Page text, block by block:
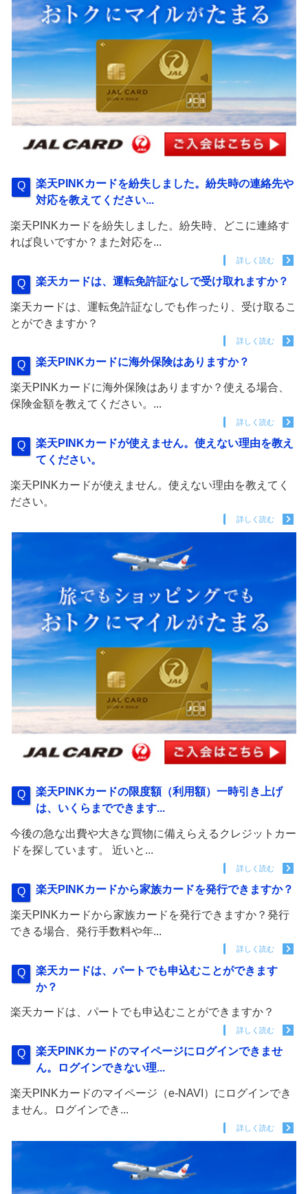
楽天PINKカードを紛失しました。紛失時の連絡先や
対応を教えてください...
楽天PINKカードを紛失しました。紛失時、どこに連絡す
れば良いですか？また対応を...
詳しく読む
楽天カードは、運転免許証なしで受け取れますか？
楽天カードは、運転免許証なしでも作ったり、受け取るこ
とができますか？
詳しく読む
楽天PINKカードに海外保険はありますか？
楽天PINKカードに海外保険はありますか？使える場合、
保険金額を教えてください。...
詳しく読む
楽天PINKカードが使えません。使えない理由を教え
てください。
楽天PINKカードが使えません。使えない理由を教えてく
ださい。
詳しく読む
楽天PINKカードの限度額（利用額）一時引き上げ
は、いくらまでできます...
今後の急な出費や大きな買物に備えらえるクレジットカー
ドを探しています。 近いと...
詳しく読む
楽天PINKカードから家族カードを発行できますか？
楽天PINKカードから家族カードを発行できますか？発行
できる場合、発行手数料や年...
詳しく読む
楽天カードは、パートでも申込むことができます
か？
楽天カードは、パートでも申込むことができますか？
詳しく読む
楽天PINKカードのマイページにログインできませ
ん。ログインできない理...
楽天PINKカードのマイページ（e-NAVI）にログインでき
ません。ログインでき...
詳しく読む